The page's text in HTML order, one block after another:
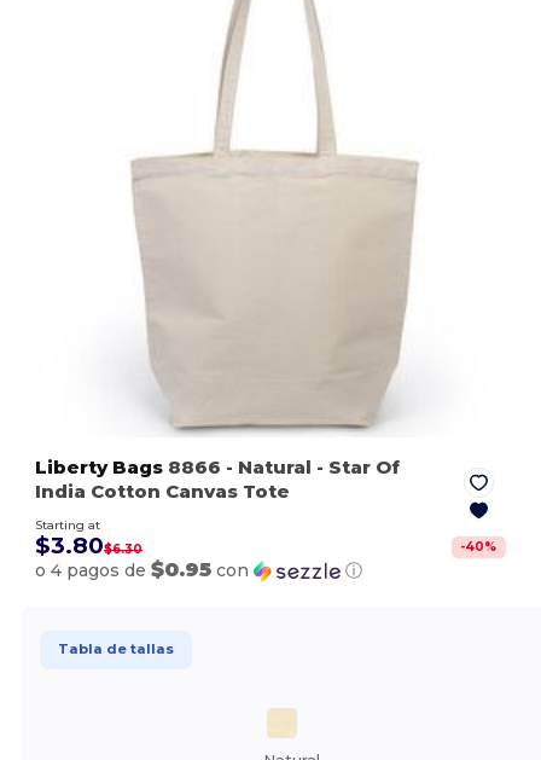
Liberty Bags 8866 - Natural - Star Of
India Cotton Canvas Tote
Starting at
$3.80$6.30 -40%
o 4 pagos de$0.95 con ⓘ
Tabla de tallas